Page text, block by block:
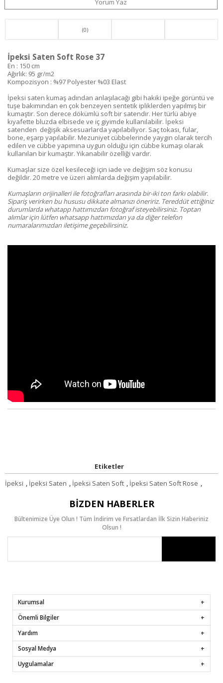
Yorum Yaz
(0)
İpeksi Saten Soft Rose 37
En : 150 cm
Ağırlık: 95 gr/m2
Kompozisyon : %97 Polyester %03 Elast
İpeksi saten kumaş adından anlaşılacağı gibi hakiki ipeğe görüntü ve
tuşe bakımından en çok benzeyen sentetik ipliklerden yapılmış bir
kumaştır. Son derece dökümlü soft bir satendir. Her türlü abiye
kıyafette bluzda elbisede ve iç giyimde kullanılabilir. İpeksi
satenden değişik aksesuarlarda yapılabiliyor. Saç tokası, fular,
bone, eşarp yapılabilir. Mezuniyet cübbelerinde yaygın olarak tercih
edilen ve cübbe yapımına uygun olduğu için cübbe kumaşı olarak
kullanılan bir kumaştır. Yıkanabilir özelliği vardır.
Kumaşlar size özel kesileceği için iade ve değişim söz konusu
değildir. 20 metre ve üzeri alımlarda değişim yapılabilir.
Kumaşların orijinalleri ile fotoğrafları arasında bir-iki ton farkı olabilir.
Sipariş verirken bu hususu dikkate almanızı öneririz. Tereddüt ettiğiniz
durumlarda whatapp hattımızdan fotoğraf isteyebilirsiniz. Toptan
alımlar için lütfen whatsapp hattımızdan ya da diğer telefon
numaralarımızdan iletişime geçebilirsiniz.
Etiketler
İpeksi , İpeksi Saten , İpeksi Saten Soft , İpeksi Saten Soft Rose ,
BIZDEN HABERLER
Bültenimize Üye Olun ! Tüm İndirim ve Fırsatlardan İlk Sizin Haberiniz
Olsun !
Kurumsal
Önemli Bilgiler
Yardım
Sosyal Medya
Uygulamalar